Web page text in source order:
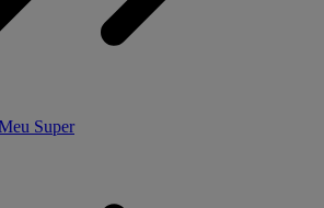
Super